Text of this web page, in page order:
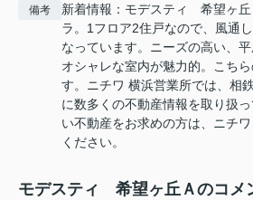
備考
新着情報：モデスティ 希望ヶ丘
ラ。1フロア2住戸なので、風通
なっています。ニーズの高い、平
オシャレな室内が魅力的。こち
す。ニチワ 横浜営業所では、相
に数多くの不動産情報を取り扱
い不動産をお求めの方は、ニチ
ください。
モデスティ 希望ヶ丘Ａのコメ